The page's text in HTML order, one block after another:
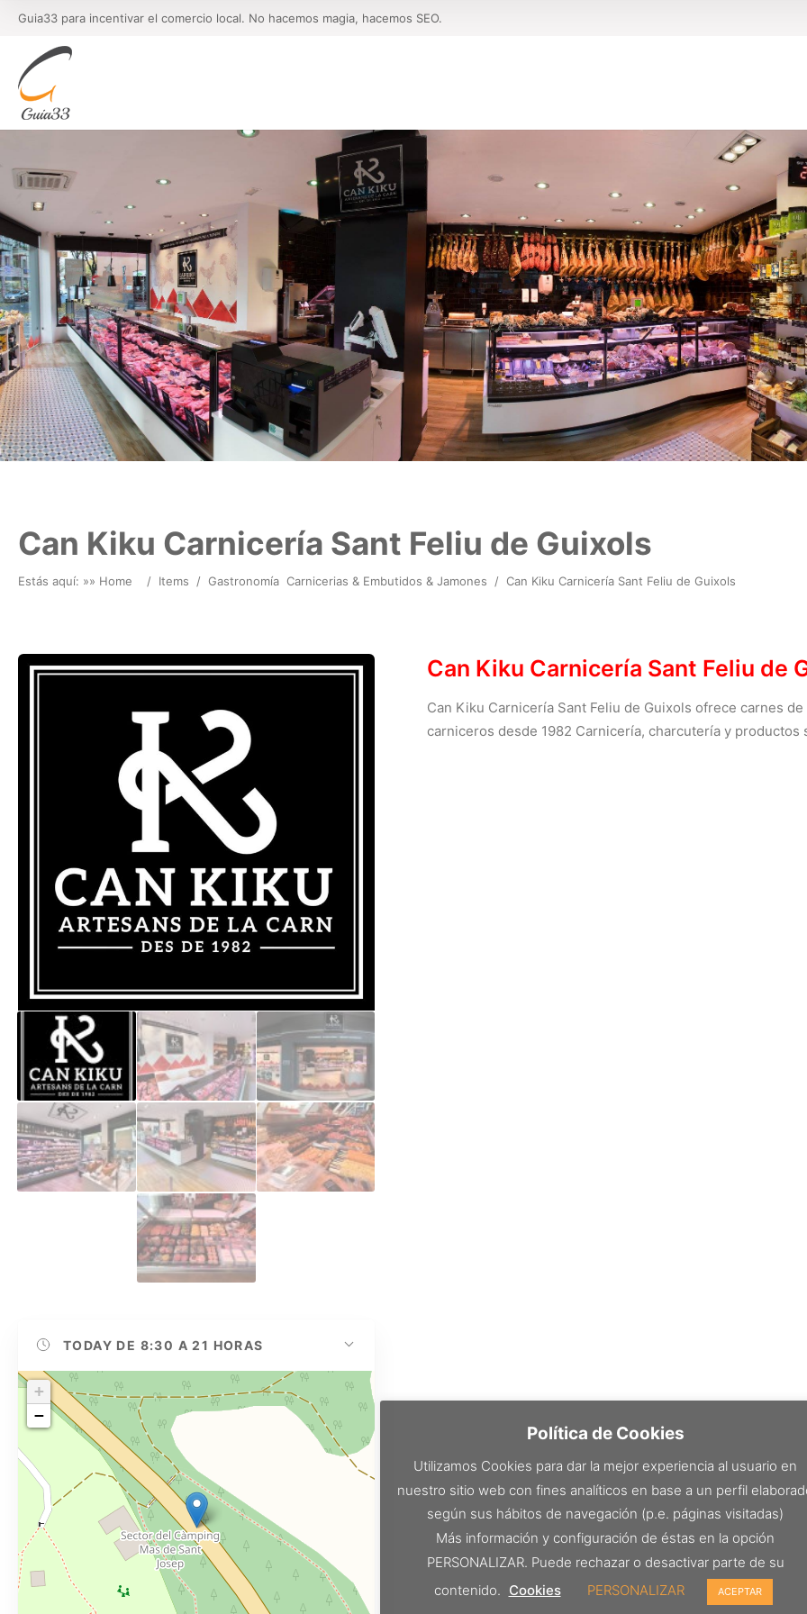
Guia33 para incentivar el comercio local. No hacemos magia, hacemos SEO.
Can Kiku Carnicería Sant Feliu de Guixols
Estás aquí: »» Home / Items / Gastronomía Carnicerias & Embutidos & Jamones / Can Kiku Carnicería Sant Feliu de Guixols
TODAY DE 8:30 A 21 HORAS
+
−
Can Kiku Carnicería Sant Feliu de
Can Kiku Carnicería Sant Feliu de Guixols ofrece carnes
carniceros desde 1982 Carnicería, charcutería y productos
Política de Cookies
Utilizamos Cookies para dar la mejor experiencia al usuario en
nuestro sitio web con fines analíticos en base a un perfil
según sus hábitos de navegación (p.e. páginas visitadas)
Más información y configuración de éstas en la opción
PERSONALIZAR. Puede rechazar o desactivar parte de su
contenido. Cookies PERSONALIZAR ACEPTAR